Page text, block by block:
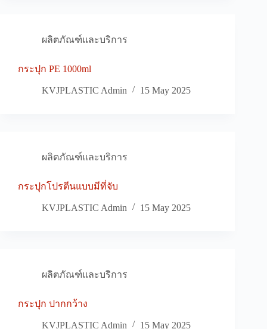
ผลิตภัณฑ์และบริการ
กระปุก PE 1000ml
KVJPLASTIC Admin 15 May 2025
ผลิตภัณฑ์และบริการ
กระปุกโปรตีนแบบมีที่จับ
KVJPLASTIC Admin 15 May 2025
ผลิตภัณฑ์และบริการ
กระปุก ปากกว้าง
KVJPLASTIC Admin 15 May 2025